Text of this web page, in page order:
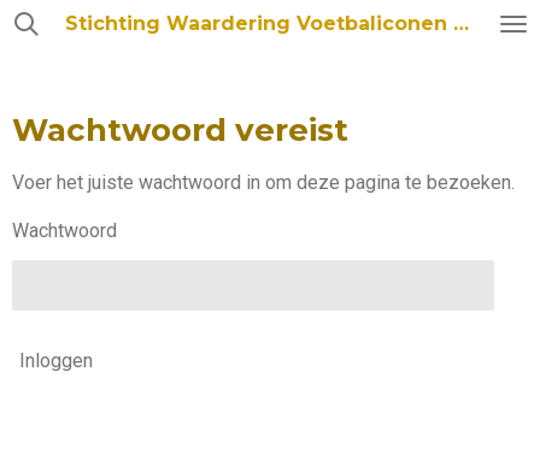
Ga
hoofdinhoud
Stichting Waardering Voetbaliconen ADO Den Haag
Wachtwoord vereist
Voer het juiste wachtwoord in om deze pagina te bezoeken.
Wachtwoord
Inloggen